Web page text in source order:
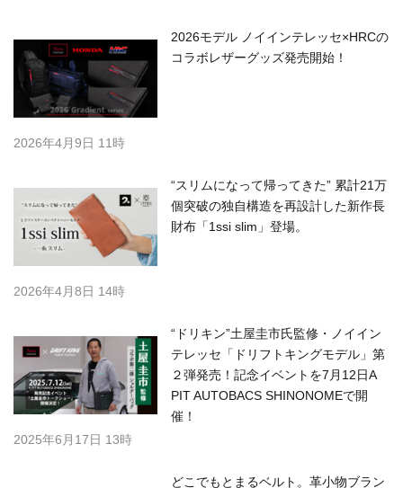
2026モデル ノイインテレッセ×HRCの
コラボレザーグッズ発売開始！
2026年4月9日 11時
“スリムになって帰ってきた” 累計21万
個突破の独自構造を再設計した新作長
財布「1ssi slim」登場。
2026年4月8日 14時
“ドリキン”土屋圭市氏監修・ノイイン
テレッセ「ドリフトキングモデル」第
２弾発売！記念イベントを7月12日A
PIT AUTOBACS SHINONOMEで開
催！
2025年6月17日 13時
どこでもとまるベルト。革小物ブラン